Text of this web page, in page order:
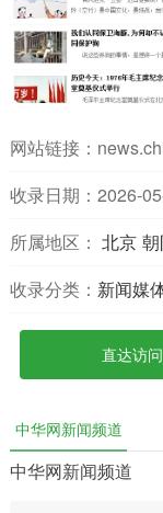
网站链接：
收录日期：2026-
所属地区： 北京
收录分类： 新闻媒
直达访问
中华网新闻频道
中华网新闻频道